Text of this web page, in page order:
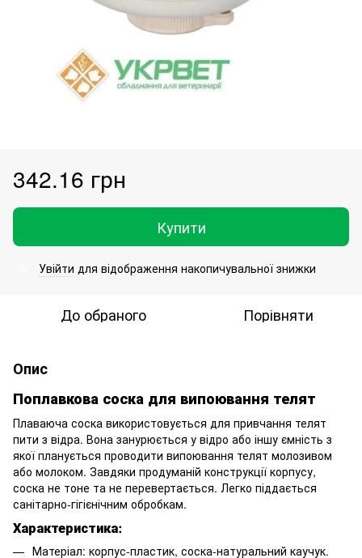
342.16 грн
Купити
Увійти для відображення накопичувальної знижки
До обраного Порівняти
Опис
Поплавкова соска для випоювання телят
Плаваюча соска використовується для привчання телят
пити з відра. Вона занурюється у відро або іншу ємність з
якої планується проводити випоювання телят молозивом
або молоком. Завдяки продуманій конструкції корпусу,
соска не тоне та не перевертається. Легко піддається
санітарно-гігієнічним обробкам.
Характеристика:
Матеріал: корпус-пластик, соска-натуральний каучук.